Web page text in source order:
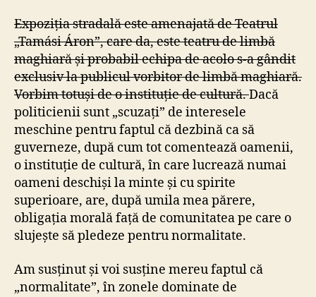
Expoziția stradală este amenajată de Teatrul
„Tamási Áron”, care da, este teatru de limbă
maghiară și probabil echipa de acolo s-a gândit
exclusiv la publicul vorbitor de limbă maghiară.
Vorbim totuși de o instituție de cultură.Dacă
politicienii sunt „scuzați” de interesele
meschine pentru faptul că dezbină ca să
guverneze, după cum tot comentează oamenii,
o instituție de cultură, în care lucrează numai
oameni deschiși la minte și cu spirite
superioare, are, după umila mea părere,
obligația morală față de comunitatea pe care o
slujește să pledeze pentru normalitate.
Am susținut și voi susține mereu faptul că
„normalitate”, în zonele dominate de